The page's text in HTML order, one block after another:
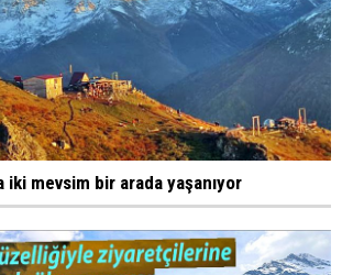
iki mevsim bir arada yaşanıyor